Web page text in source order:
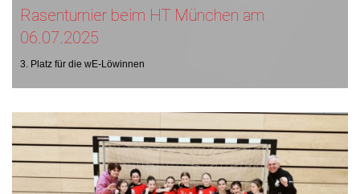
Rasenturnier beim HT München am
06.07.2025
3. Platz für die wE-Löwinnen